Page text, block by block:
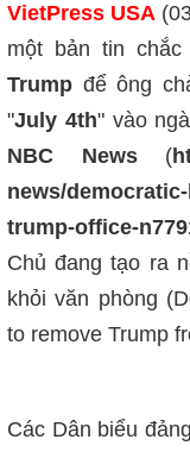
VietPress USA
một bản tin
Trump để ông
"July 4th" vào
NBC News (
news/
trump-office-
Chủ đang tạo ra
khỏi văn phòng
to remove Trump
Các Dân biểu